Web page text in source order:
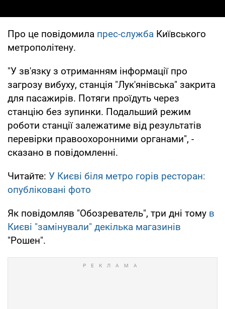
Про це повідомила прес-служба Київського
метрополітену.
"У зв'язку з отриманням інформації про
загрозу вибуху, станція "Лук'янівська" закрита
для пасажирів. Потяги проїдуть через
станцію без зупинки. Подальший режим
роботи станції залежатиме від результатів
перевірки правоохоронними органами", -
сказано в повідомленні.
Читайте: У Києві біля метро горів ресторан:
опубліковані фото
Як повідомляв "Обозреватель", три дні тому в
Києві "замінували" декілька магазинів
"Рошен".